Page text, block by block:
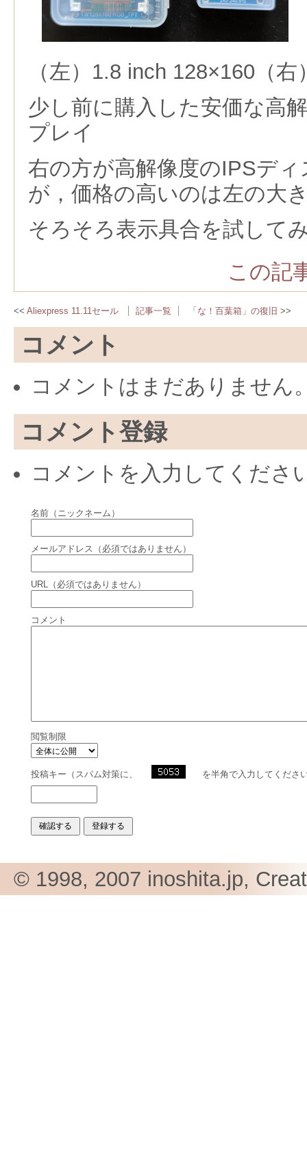
（左）1.8 inch 128×160（
少し前に購入した安価な高
プレイ
右の方が高解像度のIPSデ
が，価格の高いのは左の大
そろそろ表示具合を試して
この記
Aliexpress 11.11セール 記事一覧 「な！百葉箱」の復旧
コメント
コメントはまだありません
コメント登録
コメントを入力してくださ
名前（ニックネーム）
メールアドレス（必須ではありません）
URL（必須ではありません）
コメント
閲覧制限
投稿キー（スパム対策に、 を半角で入力してくださ
© 1998, 2007 inoshita.jp,